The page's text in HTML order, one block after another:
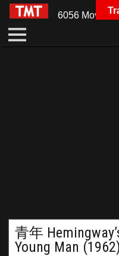
6056 Movies
青年
Young Man (1962)